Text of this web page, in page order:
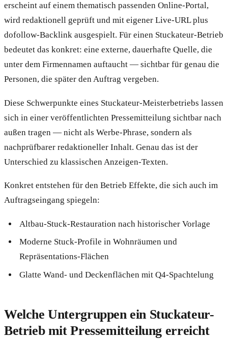
erscheint auf einem thematisch passenden Online-Portal,
wird redaktionell geprüft und mit eigener Live-URL plus
dofollow-Backlink ausgespielt. Für einen Stuckateur-Betrieb
bedeutet das konkret: eine externe, dauerhafte Quelle, die
unter dem Firmennamen auftaucht — sichtbar für genau die
Personen, die später den Auftrag vergeben.
Diese Schwerpunkte eines Stuckateur-Meisterbetriebs lassen
sich in einer veröffentlichten Pressemitteilung sichtbar nach
außen tragen — nicht als Werbe-Phrase, sondern als
nachprüfbarer redaktioneller Inhalt. Genau das ist der
Unterschied zu klassischen Anzeigen-Texten.
Konkret entstehen für den Betrieb Effekte, die sich auch im
Auftragseingang spiegeln:
Altbau-Stuck-Restauration nach historischer Vorlage
Moderne Stuck-Profile in Wohnräumen und
Repräsentations-Flächen
Glatte Wand- und Deckenflächen mit Q4-Spachtelung
Welche Untergruppen ein Stuckateur-
Betrieb mit Pressemitteilung erreicht